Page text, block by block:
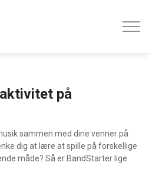
på
sammen med dine venner på
dig at lære at spille på forskellige
måde? Så er BandStarter lige